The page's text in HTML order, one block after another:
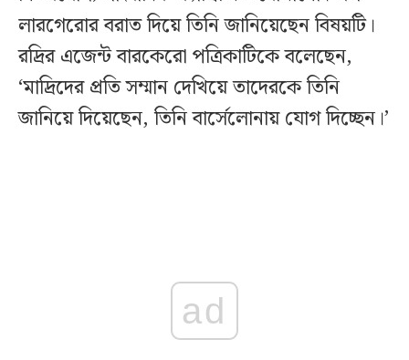
লারগেরোর বরাত দিয়ে তিনি জানিয়েছেন বিষয়টি।
রদ্রির এজেন্ট বারকেরো পত্রিকাটিকে বলেছেন,
‘মাদ্রিদের প্রতি সম্মান দেখিয়ে তাদেরকে তিনি
জানিয়ে দিয়েছেন, তিনি বার্সেলোনায় যোগ দিচ্ছেন।’
ad